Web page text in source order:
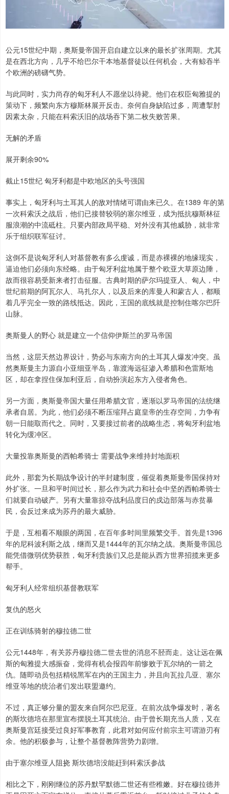
公元15世纪中期，奥斯曼帝国开启自建立以来的最长扩张周期。尤其
是在西北方向，几乎不给巴尔干本地基督徒以任何机会，大有鲸吞半
个欧洲的磅礴气势。
与此同时，实力尚存的匈牙利人不愿坐以待毙。他们在权臣匈雅提的
策动下，频繁向东方穆斯林展开反击。奈何自身缺陷过多，周遭掣肘
因素太杂，只能在科索沃旧的战场吞下第二枚失败苦果。
无解的矛盾
展开剩余90%
截止15世纪 匈牙利都是中欧地区的头号强国
事实上，匈牙利与土耳其人的敌对情绪可谓由来已久。在1389 年的第
一次科索沃之战后，他们已接替较弱的塞尔维亚，成为抵抗穆斯林征
服浪潮的中流砥柱。只要内部政局平稳、对外没有其他威胁，就非常
乐于组织联军征讨。
这倒不是说匈牙利人对基督教有多么虔诚，而是赤裸裸的地缘现实，
逼迫他们必须向东经略。由于匈牙利盆地属于整个欧亚大草原边陲，
故而很容易受新来者打击征服。古典时期的萨尔玛提亚人、匈人，中
世纪前期的阿瓦尔人、马扎尔人，以及后来的库曼人和蒙古人，都顺
着几乎完全一致的路线抵达。因此，王国的底线就是控制住喀尔巴阡
山脉。
奥斯曼人的野心 就是建立一个信仰伊斯兰的罗马帝国
当然，这层天然边界设计，势必与东南方向的土耳其人爆发冲突。虽
然奥斯曼主力源自小亚细亚半岛，靠渡海远征渗入希腊和色雷斯地
区，却在拿捏住保加利亚后，自动扮演起东方入侵者角色。
另一方面，奥斯曼帝国大量任用希腊文官，逐渐以罗马帝国的法统继
承者自居。为此，他们必须不断压缩拜占庭皇帝的生存空间，力争有
朝一日能取而代之。同时，又要接过前者的战略生态，将匈牙利盆地
转化为缓冲区。
大量投靠奥斯曼的西帕希骑士 需要战争来维持封地面积
此外，那套为长期战争设计的半封建制度，催促着奥斯曼帝国保持对
外扩张。一旦和平时间过长，那么作为武力和社会中坚的西帕希骑士
们就要自动破产。另有大量靠掠夺战利品度日的戍边部落与赤贫暴
民，会反过来成为苏丹的最大威胁。
于是，互相看不顺眼的两国，在百年多时间里频繁交手。首先是1396
年的尼科波利斯之战，继而又是1444年的瓦尔纳之战。奥斯曼帝国总
能凭借微弱优势获胜，匈牙利贵族们又总是能从西方世界招揽来更多
帮手。
匈牙利人经常组织基督教联军
复仇的怒火
正在训练骑射的穆拉德二世
公元1448年，有关苏丹穆拉德二世去世的消息不胫而走。这让远在佩
斯的匈雅提大感振奋，觉得有机会报四年前惨败于瓦尔纳的一箭之
仇。随即动员包括精锐黑军在内的王国主力，并且向瓦拉几亚、塞尔
维亚等地的统治者们发出联盟邀约。
不过，真正够分量的盟友来自阿尔巴尼亚。在前次战争爆发时，著名
的斯坎德培在那里宣布摆脱土耳其统治。由于曾长期充当人质，又在
奥斯曼宫廷接受过良好军事教育，此君对如何应付前宗主可谓游刃有
余。他的积极参与，让整个基督教阵营势力剧增。
由于塞尔维亚人阻挠 斯坎德培没能赶到科索沃参战
相比之下，刚刚继位的苏丹默罕默德二世还有些稚嫩。好在穆拉德并